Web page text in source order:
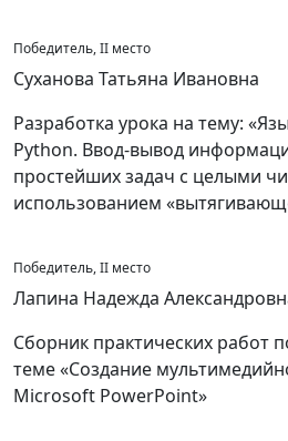
Победитель, II место
Суханова Татьяна Ивановна
Разработка урока на тему:
Python. Ввод-вывод
простейших задач с целыми
использованием
Победитель, II место
Лапина Надежда
Сборник практических работ
теме «Создание
Microsoft PowerPoint»